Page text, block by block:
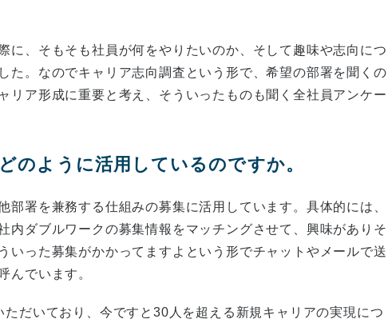
に、そもそも社員が何をやりたいのか、そして趣味や志向につ
た。なのでキャリア志向調査という形で、希望の部署を聞くの
リア形成に重要と考え、そういったものも聞く全社員アンケー
のように活用しているのですか。
部署を兼務する仕組みの募集に活用しています。具体的には、
内ダブルワークの募集情報をマッチングさせて、興味がありそ
いった募集がかかってますよという形でチャットやメールで送
んでいます。
だいており、今ですと30人を超える新規キャリアの実現につ